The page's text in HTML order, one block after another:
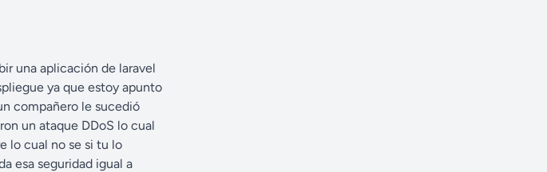
una aplicación de laravel
ya que estoy apunto
compañero le sucedió
un ataque DDoS lo cual
lo cual no se si tu lo
esa seguridad igual a